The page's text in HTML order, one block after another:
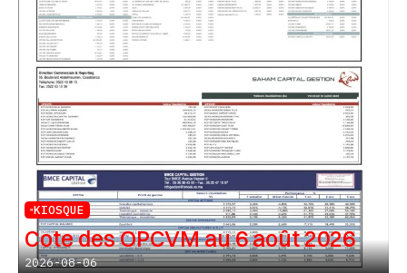
KIOSQUE
Cote des OPCVM au 6 août 2026
2026-08-06